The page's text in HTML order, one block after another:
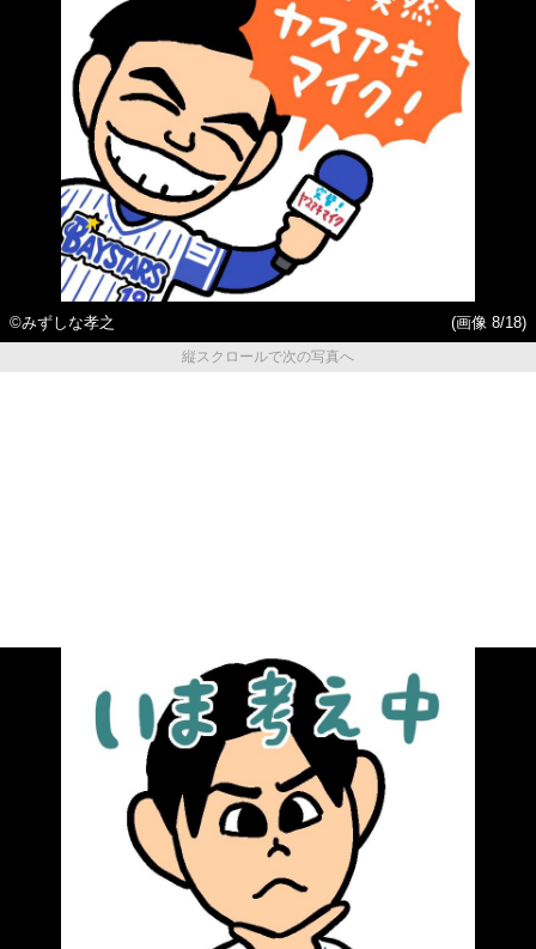
©みずしな孝之
(画像 8/18)
縦スクロールで次の写真へ